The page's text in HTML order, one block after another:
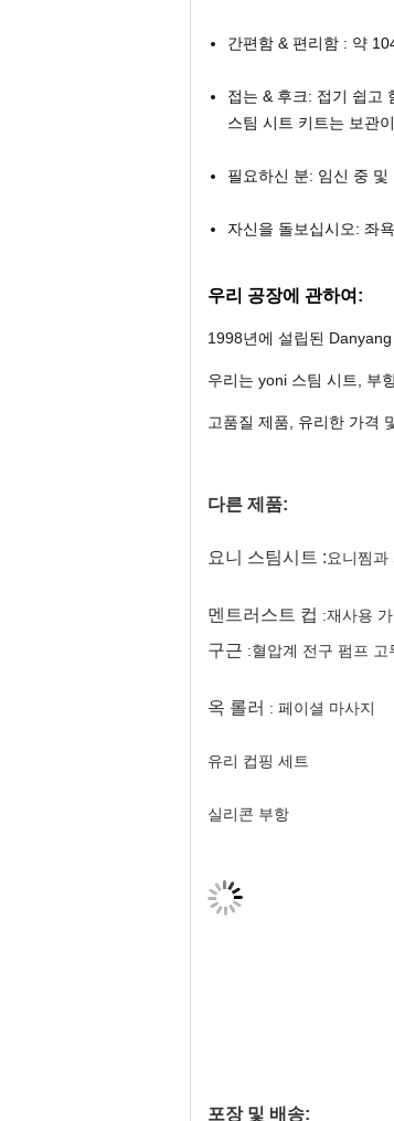
간편함 & 편리함 : 약
접는 & 후크: 접기 쉽고
스팀 시트 키트는 보관
필요하신 분: 임신 중
자신을 돌보십시오: 좌
우리 공장에 관하여:
1998년에 설립된
우리는 yoni 스팀 시트, 부
고품질 제품, 유리한 가격
다른 제품:
요니 스팀시트 :요니찜과
멘트러스트 컵 :재사용
구근 :혈압계 전구 펌프 고
옥 롤러 : 페이셜 마사지
유리 컵핑 세트
실리콘 부항
포장 및 배송: